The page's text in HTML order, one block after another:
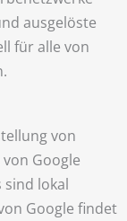
ausgelöste
für alle von
von
Google
sind lokal
Google findet